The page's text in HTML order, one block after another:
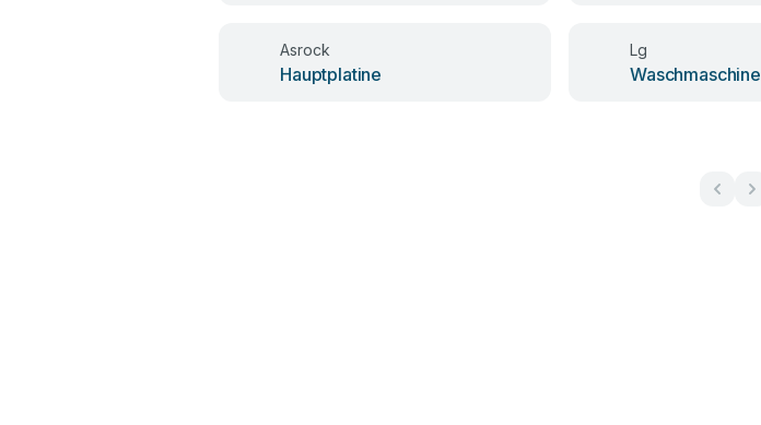
Asrock
Hauptplatine
Lg
Waschmaschine